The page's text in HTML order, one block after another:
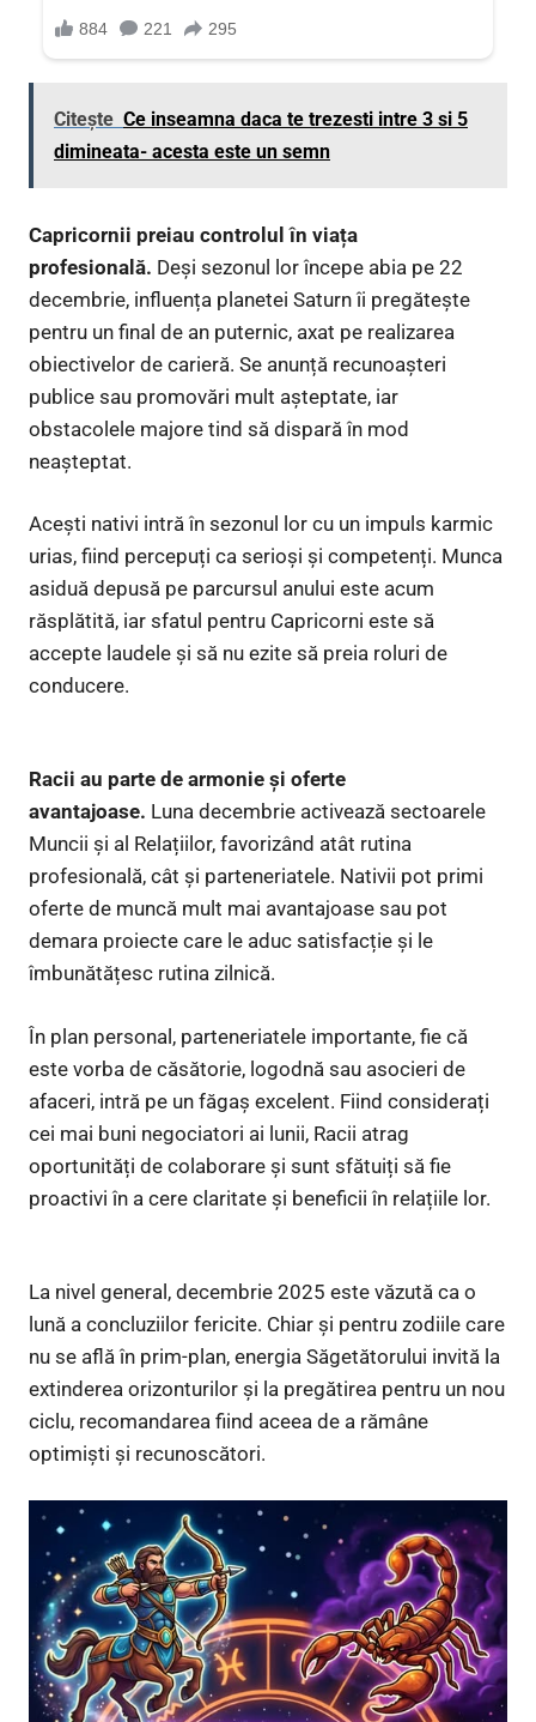
Citește Ce inseamna daca te trezesti intre 3 si 5
dimineata- acesta este un semn
Capricornii preiau controlul în viața
profesională. Deși sezonul lor începe abia pe 22
decembrie, influența planetei Saturn îi pregătește
pentru un final de an puternic, axat pe realizarea
obiectivelor de carieră. Se anunță recunoașteri
publice sau promovări mult așteptate, iar
obstacolele majore tind să dispară în mod
neașteptat.
Acești nativi intră în sezonul lor cu un impuls karmic
urias, fiind percepuți ca serioși și competenți. Munca
asiduă depusă pe parcursul anului este acum
răsplătită, iar sfatul pentru Capricorni este să
accepte laudele și să nu ezite să preia roluri de
conducere.
Racii au parte de armonie și oferte
avantajoase. Luna decembrie activează sectoarele
Muncii și al Relațiilor, favorizând atât rutina
profesională, cât și parteneriatele. Nativii pot primi
oferte de muncă mult mai avantajoase sau pot
demara proiecte care le aduc satisfacție și le
îmbunătățesc rutina zilnică.
În plan personal, parteneriatele importante, fie că
este vorba de căsătorie, logodnă sau asocieri de
afaceri, intră pe un făgaș excelent. Fiind considerați
cei mai buni negociatori ai lunii, Racii atrag
oportunități de colaborare și sunt sfătuiți să fie
proactivi în a cere claritate și beneficii în relațiile lor.
La nivel general, decembrie 2025 este văzută ca o
lună a concluziilor fericite. Chiar și pentru zodiile care
nu se află în prim-plan, energia Săgetătorului invită la
extinderea orizonturilor și la pregătirea pentru un nou
ciclu, recomandarea fiind aceea de a rămâne
optimiști și recunoscători.